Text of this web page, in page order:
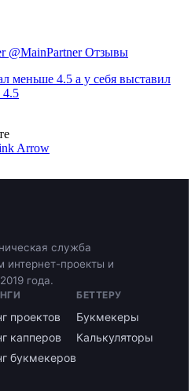
@MainPartner Отзывы
меньше 4.5 а у себя выставил
служба
интернет-проекты и
года.
проектов
капперов
букмекеров
БЕТТЕРУ
Букмекеры
Калькуляторы